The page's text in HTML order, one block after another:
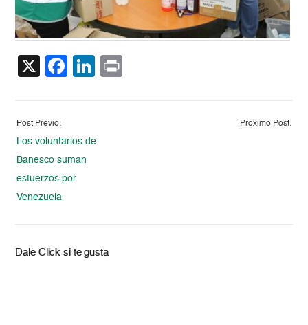
X Facebook
LinkedIn
Post Previo:
Los voluntarios de
Banesco suman
esfuerzos por
Venezuela
Proximo Post:
Dale Click si te gusta